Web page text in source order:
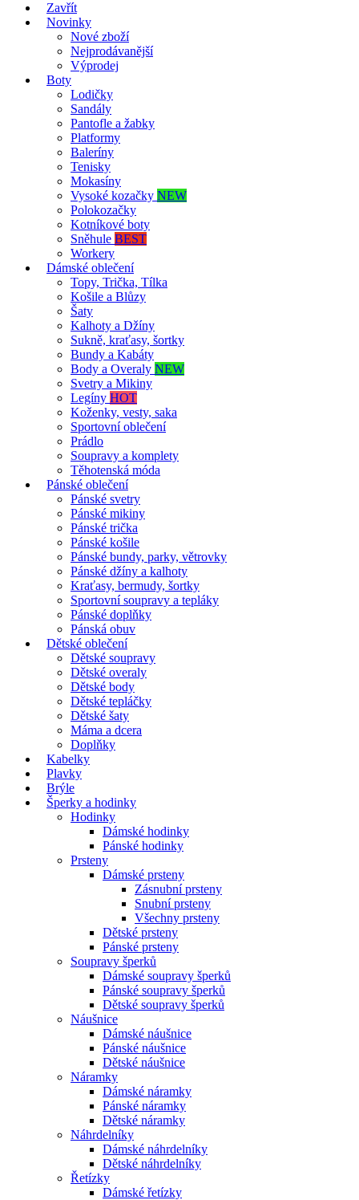
Zavřít
Novinky
Nové zboží
Nejprodávanější
Výprodej
Boty
Lodičky
Sandály
Pantofle a žabky
Platformy
Baleríny
Tenisky
Mokasíny
Vysoké kozačky NEW
Polokozačky
Kotníkové boty
Sněhule BEST
Workery
Dámské oblečení
Topy, Trička, Tílka
Košile a Blůzy
Šaty
Kalhoty a Džíny
Sukně, kraťasy, šortky
Bundy a Kabáty
Body a Overaly NEW
Svetry a Mikiny
Legíny HOT
Koženky, vesty, saka
Sportovní oblečení
Prádlo
Soupravy a komplety
Těhotenská móda
Pánské oblečení
Pánské svetry
Pánské mikiny
Pánské trička
Pánské košile
Pánské bundy, parky, větrovky
Pánské džíny a kalhoty
Kraťasy, bermudy, šortky
Sportovní soupravy a tepláky
Pánské doplňky
Pánská obuv
Dětské oblečení
Dětské soupravy
Dětské overaly
Dětské body
Dětské tepláčky
Dětské šaty
Máma a dcera
Doplňky
Kabelky
Plavky
Brýle
Šperky a hodinky
Hodinky
Dámské hodinky
Pánské hodinky
Prsteny
Dámské prsteny
Zásnubní prsteny
Snubní prsteny
Všechny prsteny
Dětské prsteny
Pánské prsteny
Soupravy šperků
Dámské soupravy šperků
Pánské soupravy šperků
Dětské soupravy šperků
Náušnice
Dámské náušnice
Pánské náušnice
Dětské náušnice
Náramky
Dámské náramky
Pánské náramky
Dětské náramky
Náhrdelníky
Dámské náhrdelníky
Dětské náhrdelníky
Řetízky
Dámské řetízky